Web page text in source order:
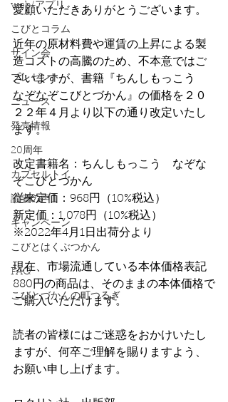
web/アプリ
こびとコラム
サイン会
プレゼント
ニュース
発売情報
20周年
カプセルトイ
読者の声
キャンペーン
こびとはくぶつかん
FAQ
こびとづかんの町つるぎ
愛顧いただきありがとうございます。
近年の原材料費や運賃の上昇による製
造コストの高騰のため、不本意ではご
ざいますが、書籍『ちんしもっこう
なぞなぞこびとづかん』の価格を２０
２２年４月より以下の通り改定いたし
ます。
改定書籍名：ちんしもっこう　なぞな
ぞこびとづかん
従来定価：968円（10%税込）
新定価：1,078円（10%税込）
※2022年4月1日出荷分より
現在、市場流通している本体価格表記
880円の商品は、そのままの本体価格で
ご購入いただけます。
読者の皆様にはご迷惑をおかけいたし
ますが、何卒ご理解を賜りますよう、
お願い申し上げます。